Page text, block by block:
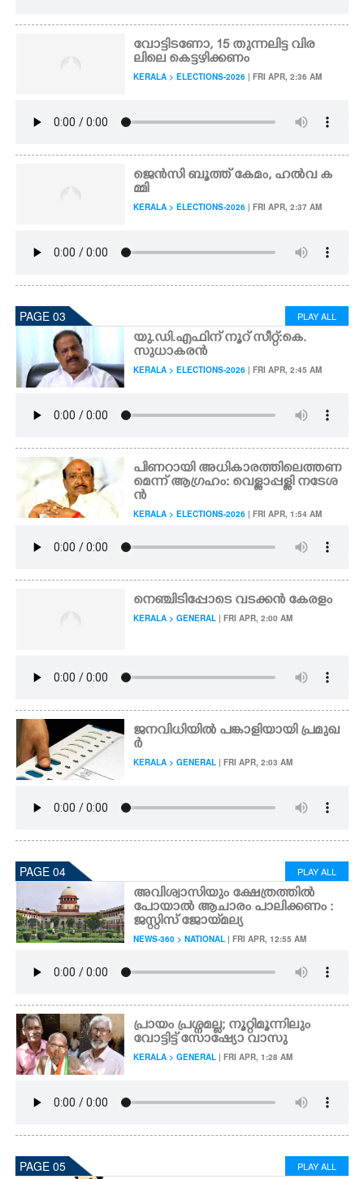
വോട്ടിടണോ,​ 15 തുന്നലിട്ട വിര
ലിലെ കെട്ടഴിക്കണം
KERALA > ELECTIONS-2026 | FRI APR, 2:36 AM
ജെൻസി ബൂത്ത് കേമം,​ ഹൽവ ക
മ്മി
KERALA > ELECTIONS-2026 | FRI APR, 2:37 AM
PAGE 03 PLAY ALL
യു.ഡി.എഫിന് നൂറ് സീറ്റ്:കെ.
സുധാകരൻ
KERALA > ELECTIONS-2026 | FRI APR, 2:45 AM
പിണറായി അധികാരത്തിലെത്തണ
മെന്ന് ആഗ്രഹം: വെള്ളാപ്പള്ളി നടേശ
ൻ
KERALA > ELECTIONS-2026 | FRI APR, 1:54 AM
നെഞ്ചിടിപ്പോടെ വടക്കൻ കേരളം
KERALA > GENERAL | FRI APR, 2:00 AM
ജനവിധിയിൽ പങ്കാളിയായി പ്രമുഖ
ർ
KERALA > GENERAL | FRI APR, 2:03 AM
PAGE 04 PLAY ALL
അവിശ്വാസിയും ക്ഷേത്രത്തിൽ
പോയാൽ ആചാരം പാലിക്കണം :
ജസ്റ്റിസ് ജോയ്‌മല്യ
NEWS-360 > NATIONAL | FRI APR, 12:55 AM
പ്രായം പ്രശ്നമല്ല; നൂറ്റിമൂന്നിലും
വോട്ടിട്ട് സോഷ്യോ വാസു
KERALA > GENERAL | FRI APR, 1:28 AM
PAGE 05 PLAY ALL